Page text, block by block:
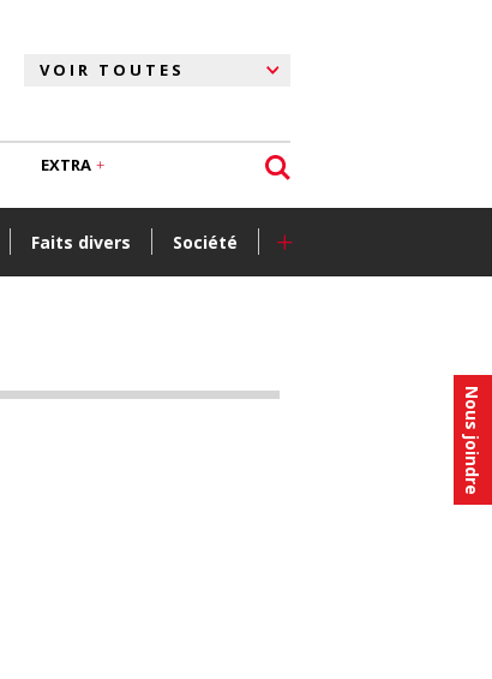
Nous joindre
Faits divers Société +
EXTRA